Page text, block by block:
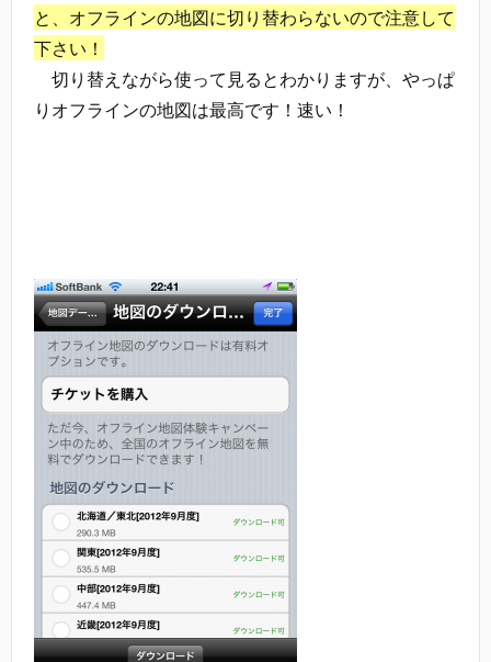
と、オフラインの地図に切り替わらないので注意して
下さい！
切り替えながら使って見るとわかりますが、やっぱ
りオフラインの地図は最高です！速い！